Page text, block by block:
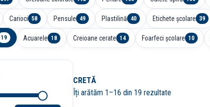
Carioci 58 Pensule 49 Plastilină 40 Etichete școlare 39
19 Acuarele 18 Creioane cerate 14 Foarfeci școlare 10
CRETĂ
Îți arătăm 1–16 din 19 rezultate